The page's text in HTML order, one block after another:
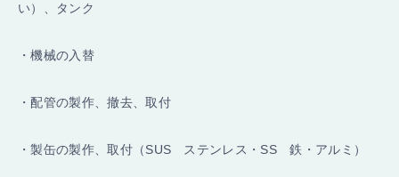
い）、タンク
・機械の入替
・配管の製作、撤去、取付
・製缶の製作、取付（SUS ステンレス・SS 鉄・アルミ）